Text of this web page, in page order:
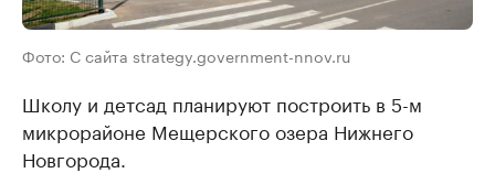
Фото: С сайта strategy.government-nnov.ru
Школу и детсад планируют построить в 5-м
микрорайоне Мещерского озера Нижнего
Новгорода.